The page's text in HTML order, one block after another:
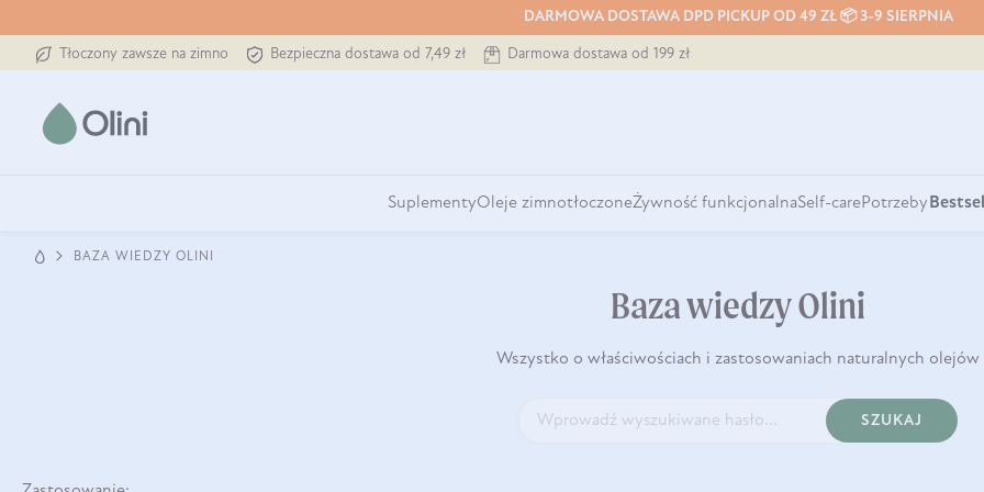
DARMOWA DOSTAWA DPD PICKUP OD 49 ZŁ 📦 3-9 SIERPNIA
Tłoczony zawsze na zimno Bezpieczna dostawa od 7,49 zł Darmowa dostawa od 199 zł
SuplementyOleje zimnotłoczoneŻywność funkcjonalnaSelf-carePotrzeby
BAZA WIEDZY OLINI
Baza wiedzy Olini
Wszystko o właściwościach i zastosowaniach naturalnych olejów
SZUKAJ